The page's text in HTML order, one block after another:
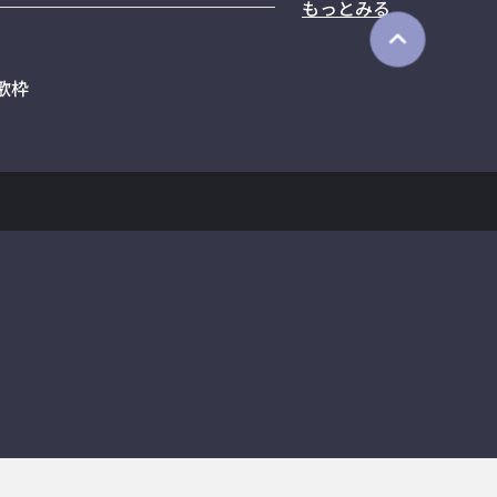
もっとみる
枠